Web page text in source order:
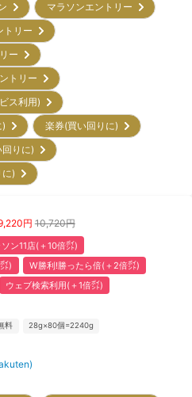
マラソンエントリー
トリー
リー
ントリー
ビス利用)
)
楽券(買い回りに)
回りに)
に)
円 10,720円
ン11店(＋10倍㌽)
)
W勝利!勝ったら倍(＋2倍㌽)
ウェブ検索利用(＋1倍㌽)
料 28g×80個=2240g